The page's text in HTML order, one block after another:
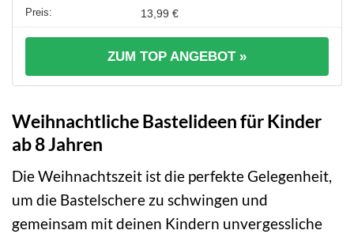
13,99 €
ZUM TOP ANGEBOT »
Weihnachtliche Bastelideen für Kinder
ab 8 Jahren
Die Weihnachtszeit ist die perfekte Gelegenheit,
um die Bastelschere zu schwingen und
gemeinsam mit deinen Kindern unvergessliche